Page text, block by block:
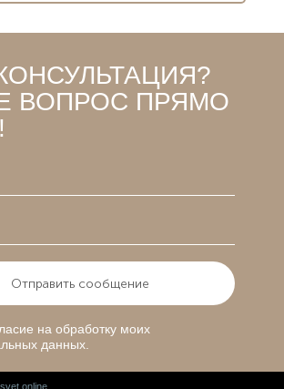
ВОПРОС ПРЯМО
Отправить сообщение
на обработку моих
данных.